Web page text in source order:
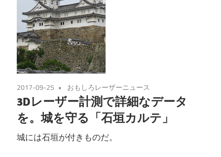
2017-09-25 おもしろレーザーニュース
3Dレーザー計測で詳細なデータ
を。城を守る「石垣カルテ」
城には石垣が付きものだ。